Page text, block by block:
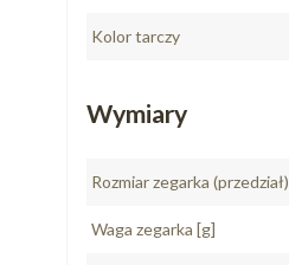
Kolor tarczy
Wymiary
Rozmiar zegarka (przedział)
Waga zegarka [g]